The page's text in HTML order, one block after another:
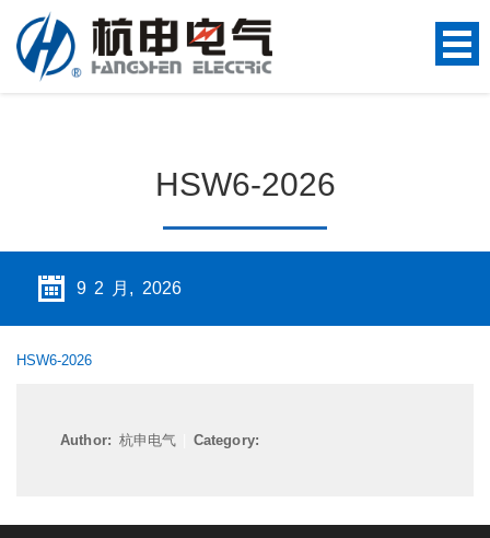
HSW6-2026
9 2 月, 2026
HSW6-2026
Author: 杭申电气| Category: